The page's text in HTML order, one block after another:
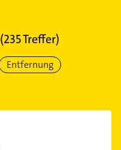
(235Treffer)
Entfernung